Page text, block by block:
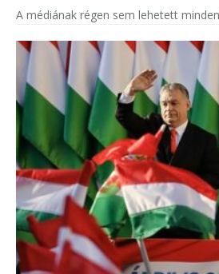
A médiának régen sem lehetett